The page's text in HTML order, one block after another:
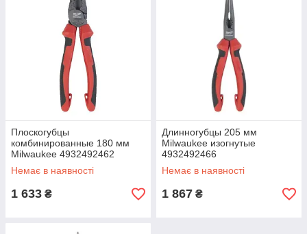
Плоскогубцы
комбинированные 180 мм
Milwaukee 4932492462
Немає в наявності
1 633 ₴
Длинногубцы 205 мм
Milwaukee изогнутые
4932492466
Немає в наявності
1 867 ₴